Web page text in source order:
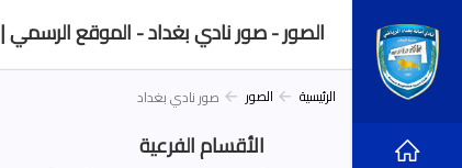
الصور - صور نادي بغداد - الموقع الرسمي |
الرئيسية الصور صور نادي بغداد
الأقسام الفرعية